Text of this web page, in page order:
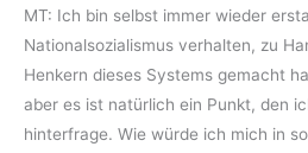
MT: Ich bin selbst immer wieder
Nationalsozialismus verhalten, zu
Henkern dieses Systems gemacht
aber es ist natürlich ein Punkt, den
hinterfrage. Wie würde ich mich in